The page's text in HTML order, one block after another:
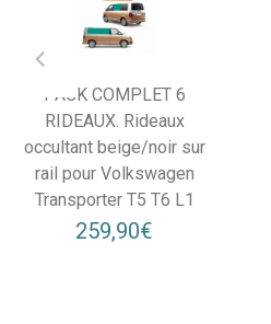
PACK COMPLET 6
RIDEAUX. Rideaux
occultant beige/noir sur
rail pour Volkswagen
Transporter T5 T6 L1
259,90€